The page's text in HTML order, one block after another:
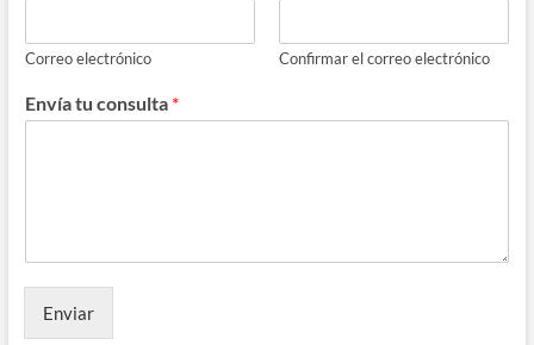
Correo electrónico Confirmar el correo electrónico
Envía tu consulta *
Enviar